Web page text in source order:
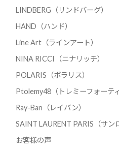
LINDBERG（リンドバーグ）
HAND（ハンド）
Line Art（ラインアート）
NINA RICCI（ニナリッチ）
POLARIS（ポラリス）
Ptolemy48（トレミーフォーテ
Ray-Ban（レイバン）
SAINT LAURENT PARIS（サン
お客様の声